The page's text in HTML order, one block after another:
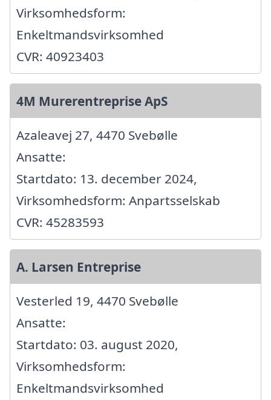
Virksomhedsform:
Enkeltmandsvirksomhed
CVR: 40923403
4M Murerentreprise ApS
Azaleavej 27, 4470 Svebølle
Ansatte:
Startdato: 13. december 2024,
Virksomhedsform: Anpartsselskab
CVR: 45283593
A. Larsen Entreprise
Vesterled 19, 4470 Svebølle
Ansatte:
Startdato: 03. august 2020,
Virksomhedsform:
Enkeltmandsvirksomhed